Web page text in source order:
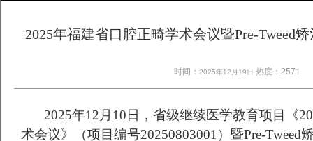
2025年福建省口腔正畸学术会议暨Pre-Tweed
时间：2025年12月19日 热度：2571
2025年12月10日，省级继续医学教育项目《
术会议》（项目编号20250803001）暨Pre-Tweed